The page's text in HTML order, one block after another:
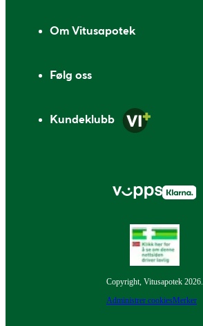
Om Vitusapotek
Følg oss
Kundeklubb
Copyright, Vitusapotek 2026.
Administrer cookiesMerker